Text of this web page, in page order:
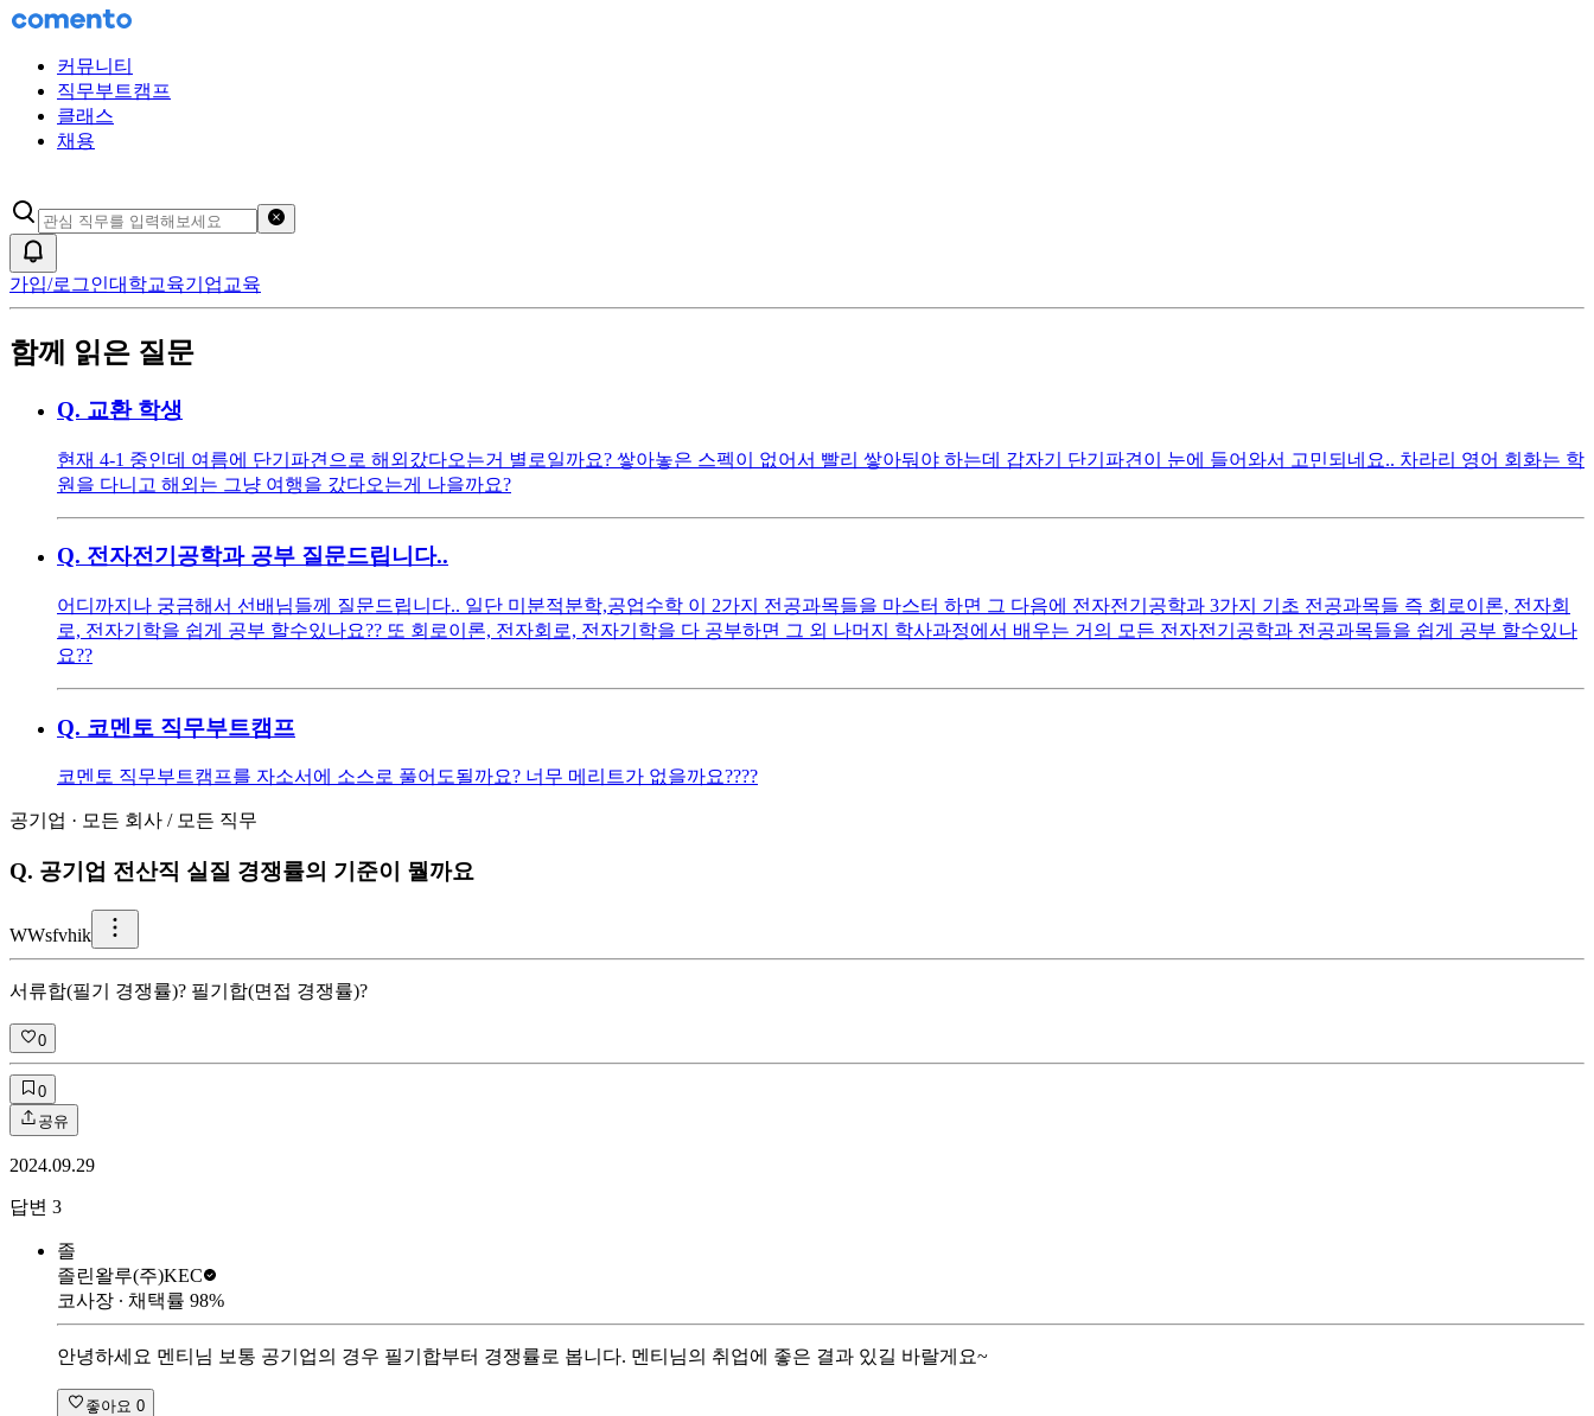
커뮤니티
직무부트캠프
클래스
채용
가입/로그인대학교육기업교육
함께 읽은 질문
Q. 교환 학생
현재 4-1 중인데 여름에 단기파견으로 해외갔다오는거 별로일까요? 쌓아놓은 스펙이 없어서 빨리 쌓아둬야 하는데 갑자기 단기파견이 눈에 들어와서 고민되네요.. 차라리 영어 회화는 학
원을 다니고 해외는 그냥 여행을 갔다오는게 나을까요?
Q. 전자전기공학과 공부 질문드립니다..
어디까지나 궁금해서 선배님들께 질문드립니다.. 일단 미분적분학,공업수학 이 2가지 전공과목들을 마스터 하면 그 다음에 전자전기공학과 3가지 기초 전공과목들 즉 회로이론, 전자회
로, 전자기학을 쉽게 공부 할수있나요?? 또 회로이론, 전자회로, 전자기학을 다 공부하면 그 외 나머지 학사과정에서 배우는 거의 모든 전자전기공학과 전공과목들을 쉽게 공부 할수있나
요??
Q. 코멘토 직무부트캠프
코멘토 직무부트캠프를 자소서에 소스로 풀어도될까요? 너무 메리트가 없을까요????
공기업 · 모든 회사 / 모든 직무
Q. 공기업 전산직 실질 경쟁률의 기준이 뭘까요
WWsfvhik
서류합(필기 경쟁률)? 필기합(면접 경쟁률)?
0
0
공유
2024.09.29
답변 3
졸
졸린왈루(주)KEC
코사장 ∙ 채택률 98%
안녕하세요 멘티님 보통 공기업의 경우 필기합부터 경쟁률로 봅니다. 멘티님의 취업에 좋은 결과 있길 바랄게요~
좋아요 0